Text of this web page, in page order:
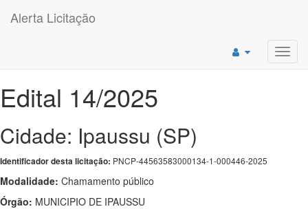
Alerta Licitação
Edital 14/2025
Cidade: Ipaussu (SP)
Identificador desta licitação: PNCP-44563583000134-1-000446-2025
Modalidade: Chamamento público
Órgão: MUNICIPIO DE IPAUSSU